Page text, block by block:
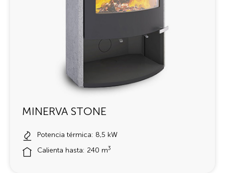
MINERVA STONE
Potencia térmica: 8,5 kW
Calienta hasta: 240 m3